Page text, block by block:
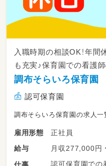
入職時期の相談OK！年
も充実♪保育園での看護
調布そらいろ保育園
認可保育園
調布そらいろ保育園の求人一
雇用形態
正社員
給与
月収277,000円
認可保育園で